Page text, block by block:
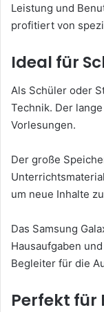
Leistung und
profitiert von
Ideal für
Als Schüler oder
Technik. Der
Vorlesungen.
Der große
um neue Inhalte
Das Samsung
Hausaufgaben
Begleiter für die
Perfekt für